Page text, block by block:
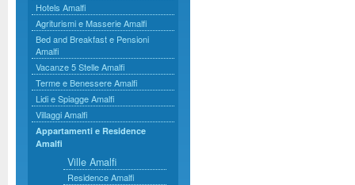
Hotels Amalfi
Agriturismi e Masserie Amalfi
Bed and Breakfast e Pensioni
Amalfi
Vacanze 5 Stelle Amalfi
Terme e Benessere Amalfi
Lidi e Spiagge Amalfi
Villaggi Amalfi
Appartamenti e Residence
Amalfi
Ville Amalfi
Residence Amalfi